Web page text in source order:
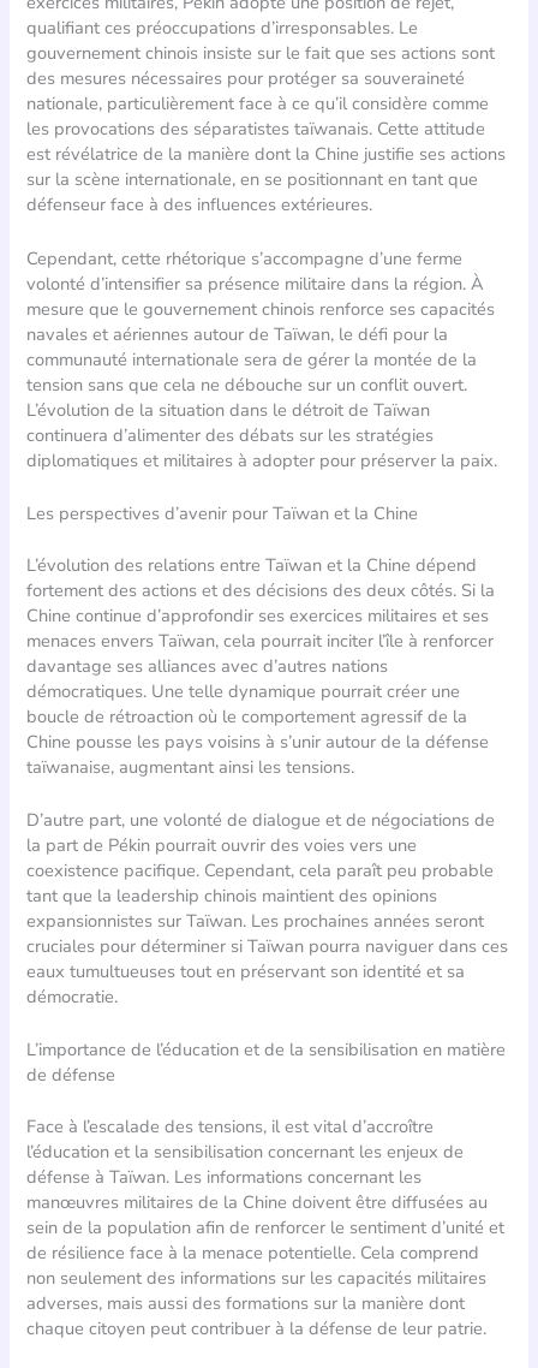
qualifiant ces préoccupations d’irresponsables. Le
gouvernement chinois insiste sur le fait que ses actions sont
des mesures nécessaires pour protéger sa souveraineté
nationale, particulièrement face à ce qu’il considère comme
les provocations des séparatistes taïwanais. Cette attitude
est révélatrice de la manière dont la Chine justifie ses actions
sur la scène internationale, en se positionnant en tant que
défenseur face à des influences extérieures.
Cependant, cette rhétorique s’accompagne d’une ferme
volonté d’intensifier sa présence militaire dans la région. À
mesure que le gouvernement chinois renforce ses capacités
navales et aériennes autour de Taïwan, le défi pour la
communauté internationale sera de gérer la montée de la
tension sans que cela ne débouche sur un conflit ouvert.
L’évolution de la situation dans le détroit de Taïwan
continuera d’alimenter des débats sur les stratégies
diplomatiques et militaires à adopter pour préserver la paix.
Les perspectives d’avenir pour Taïwan et la Chine
L’évolution des relations entre Taïwan et la Chine dépend
fortement des actions et des décisions des deux côtés. Si la
Chine continue d’approfondir ses exercices militaires et ses
menaces envers Taïwan, cela pourrait inciter l’île à renforcer
davantage ses alliances avec d’autres nations
démocratiques. Une telle dynamique pourrait créer une
boucle de rétroaction où le comportement agressif de la
Chine pousse les pays voisins à s’unir autour de la défense
taïwanaise, augmentant ainsi les tensions.
D’autre part, une volonté de dialogue et de négociations de
la part de Pékin pourrait ouvrir des voies vers une
coexistence pacifique. Cependant, cela paraît peu probable
tant que la leadership chinois maintient des opinions
expansionnistes sur Taïwan. Les prochaines années seront
cruciales pour déterminer si Taïwan pourra naviguer dans ces
eaux tumultueuses tout en préservant son identité et sa
démocratie.
L’importance de l’éducation et de la sensibilisation en matière
de défense
Face à l’escalade des tensions, il est vital d’accroître
l’éducation et la sensibilisation concernant les enjeux de
défense à Taïwan. Les informations concernant les
manœuvres militaires de la Chine doivent être diffusées au
sein de la population afin de renforcer le sentiment d’unité et
de résilience face à la menace potentielle. Cela comprend
non seulement des informations sur les capacités militaires
adverses, mais aussi des formations sur la manière dont
chaque citoyen peut contribuer à la défense de leur patrie.